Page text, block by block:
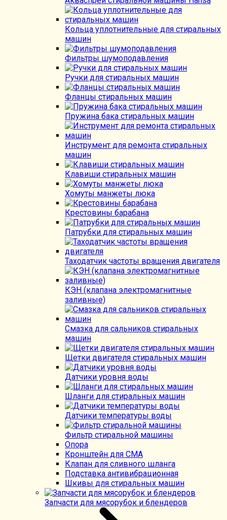
Кольца уплотнительные для стиральных
машин
Фильтры шумоподавления
Ручки для стиральных машин
Фланцы стиральных машин
Пружина бака стиральных машин
Инструмент для ремонта стиральных
машин
Клавиши стиральных машин
Хомуты манжеты люка
Крестовины барабана
Патрубки для стиральных машин
Таходатчик частоты вращения двигателя
КЭН (клапана электромагнитные
заливные)
Смазка для сальников стиральных
машин
Щетки двигателя стиральных машин
Датчики уровня воды
Шланги для стиральных машин
Датчики температуры воды
Фильтр стиральной машины
Опора
Кронштейн для СМА
Клапан для сливного шланга
Подставка антивибрационная
Шкивы для стиральных машин
Запчасти для мясорубок и блендеров